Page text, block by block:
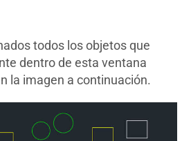
todos los objetos que
dentro de esta ventana
la imagen a continuación.